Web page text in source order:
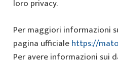
loro privacy.
Per maggiori informazioni
pagina ufficialehttps://
Per avere informazioni sui